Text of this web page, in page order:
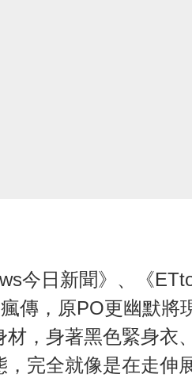
今日新聞》、《
傳，原PO更幽默將
材，身著黑色緊身衣
，完全就像是在走伸